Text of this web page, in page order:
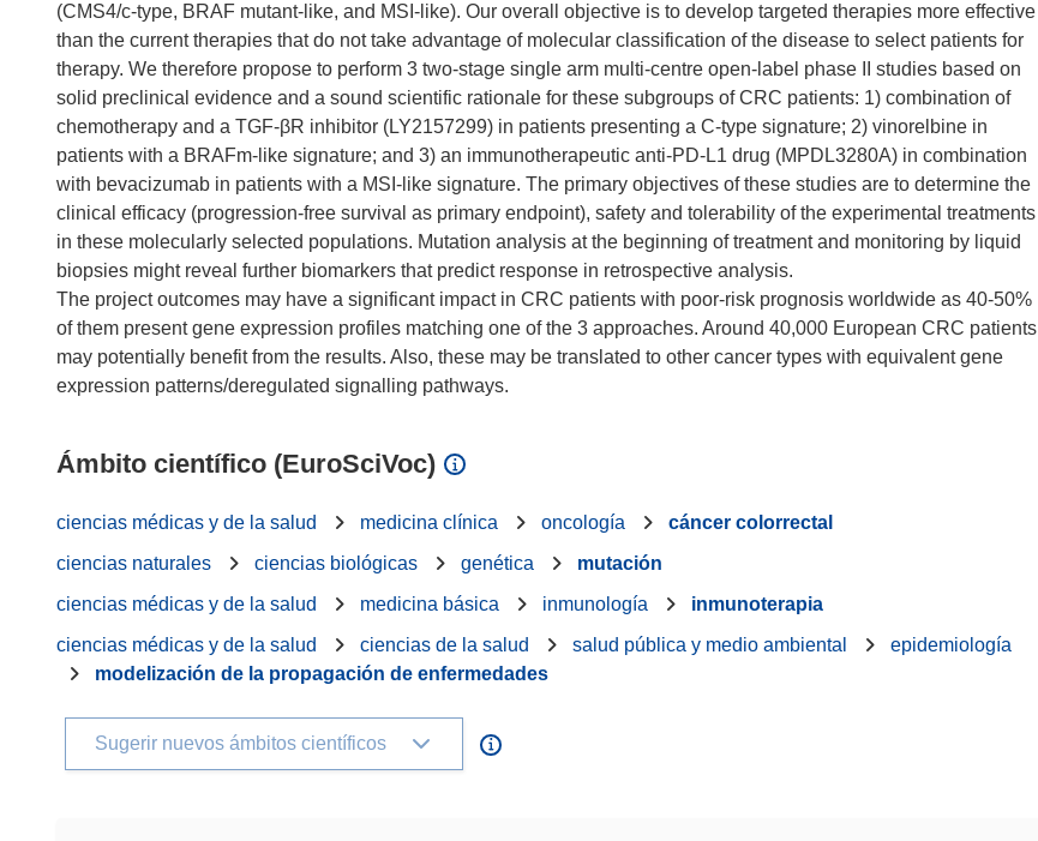
(CMS4/c-type, BRAF mutant-like, and MSI-like). Our overall objective is to develop targeted therapies more effective
than the current therapies that do not take advantage of molecular classification of the disease to select patients for
therapy. We therefore propose to perform 3 two-stage single arm multi-centre open-label phase II studies based on
solid preclinical evidence and a sound scientific rationale for these subgroups of CRC patients: 1) combination of
chemotherapy and a TGF-βR inhibitor (LY2157299) in patients presenting a C-type signature; 2) vinorelbine in
patients with a BRAFm-like signature; and 3) an immunotherapeutic anti-PD-L1 drug (MPDL3280A) in combination
with bevacizumab in patients with a MSI-like signature. The primary objectives of these studies are to determine the
clinical efficacy (progression-free survival as primary endpoint), safety and tolerability of the experimental treatments
in these molecularly selected populations. Mutation analysis at the beginning of treatment and monitoring by liquid
biopsies might reveal further biomarkers that predict response in retrospective analysis.
The project outcomes may have a significant impact in CRC patients with poor-risk prognosis worldwide as 40-50%
of them present gene expression profiles matching one of the 3 approaches. Around 40,000 European CRC patients
may potentially benefit from the results. Also, these may be translated to other cancer types with equivalent gene
Ámbito científico (EuroSciVoc)
ciencias médicas y de la salud medicina clínica oncología
cáncer colorrectal
ciencias naturales
ciencias biológicas genética
mutación
ciencias médicas y de la salud
medicina básica inmunología
inmunoterapia
ciencias médicas y de la salud
ciencias de la salud salud pública y medio ambiental
epidemiología
modelización de la propagación de enfermedades
Sugerir nuevos ámbitos científicos